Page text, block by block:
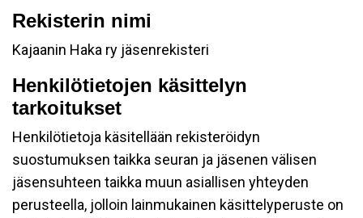
Rekisterin nimi
Kajaanin Haka ry jäsenrekisteri
Henkilötietojen käsittelyn
tarkoitukset
Henkilötietoja käsitellään rekisteröidyn
suostumuksen taikka seuran ja jäsenen välisen
jäsensuhteen taikka muun asiallisen yhteyden
perusteella, jolloin lainmukainen käsittelyperuste on